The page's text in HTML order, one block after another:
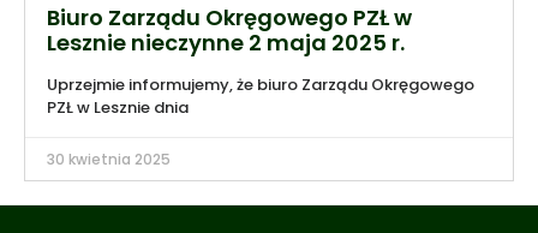
Biuro Zarządu Okręgowego PZŁ w
Lesznie nieczynne 2 maja 2025 r.
Uprzejmie informujemy, że biuro Zarządu Okręgowego
PZŁ w Lesznie dnia
30 kwietnia 2025